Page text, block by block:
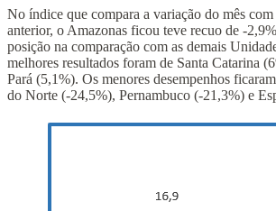
No índice que compara a variação do mês
anterior, o Amazonas ficou teve recuo de -
posição na comparação com as demais
melhores resultados foram de Santa Catarina
Pará (5,1%). Os menores desempenhos
do Norte (-24,5%), Pernambuco (-21,3%) e